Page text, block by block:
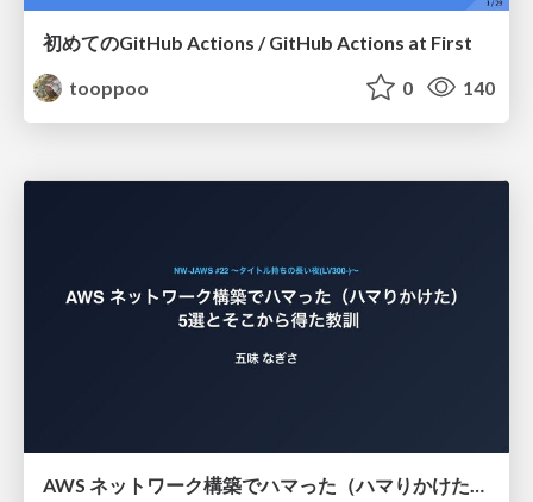
初めてのGitHub Actions / GitHub Actions at First
tooppoo
0 140
AWS ネットワーク構築でハマった（ハマりかけた） 5選とそこから得た教訓